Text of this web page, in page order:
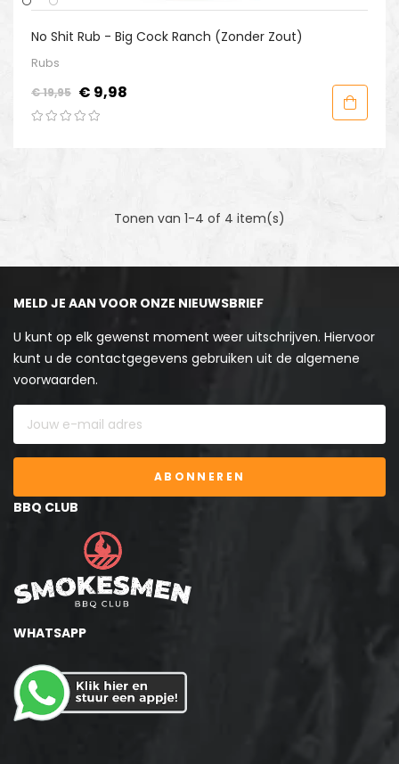
No Shit Rub - Big Cock Ranch (zonder Zout)
Rubs
Normale
prijs
€ 19,95 Prijs
€ 9,98
Tonen van 1-4 of 4 item(s)
MELD JE AAN VOOR ONZE NIEUWSBRIEF
U kunt op elk gewenst moment weer uitschrijven. Hiervoor
kunt u de contactgegevens gebruiken uit de algemene
voorwaarden.
ABONNEREN
BBQ CLUB
WHATSAPP